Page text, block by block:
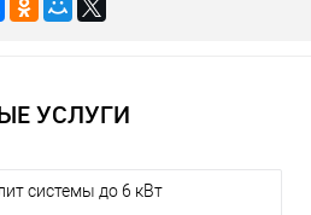
УСЛУГИ
системы до 6 кВт